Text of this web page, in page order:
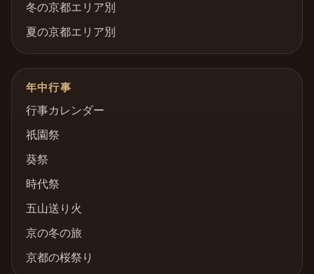
冬の京都エリア別
夏の京都エリア別
年中行事
行事カレンダー
祇園祭
葵祭
時代祭
五山送り火
京の冬の旅
京都の桜祭り